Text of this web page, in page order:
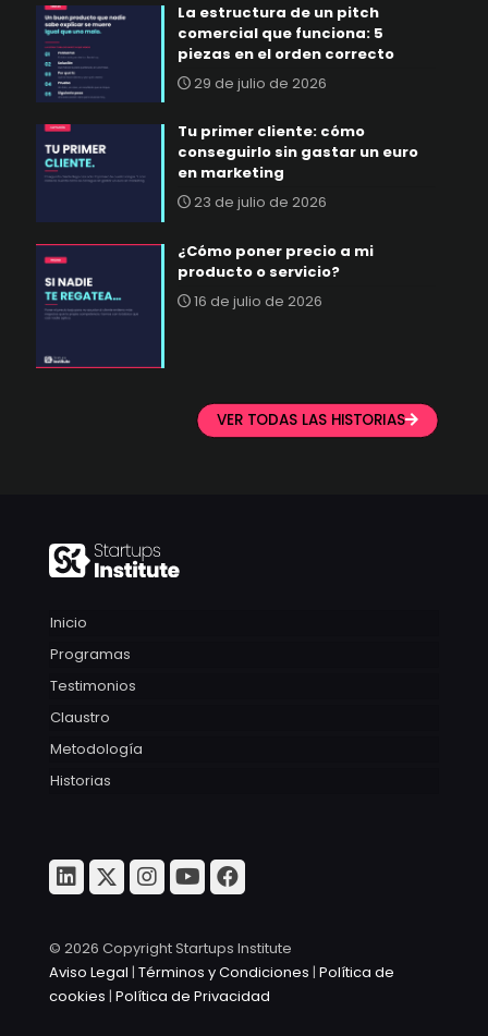
La estructura de un pitch
comercial que funciona: 5
piezas en el orden correcto
29 de julio de 2026
Tu primer cliente: cómo
conseguirlo sin gastar un euro
en marketing
23 de julio de 2026
¿Cómo poner precio a mi
producto o servicio?
16 de julio de 2026
VER TODAS LAS HISTORIAS
Inicio
Programas
Testimonios
Claustro
Metodología
Historias
© 2026 Copyright Startups Institute
Aviso Legal | Términos y Condiciones | Política de
cookies | Política de Privacidad